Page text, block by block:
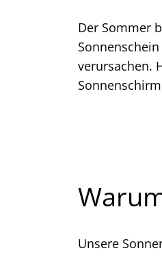
Der Sommer
verursachen.
Unsere